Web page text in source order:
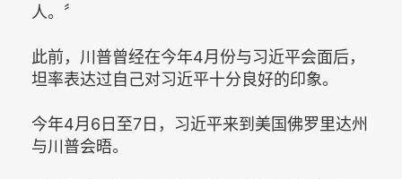
人。〞
此前，川普曾经在今年4月份与习近平会面后，
坦率表达过自己对习近平十分良好的印象。
今年4月6日至7日，习近平来到美国佛罗里达州
与川普会晤。